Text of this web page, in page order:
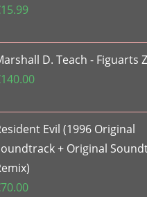
15.99
D. Teach - Figuarts
140.00
Evil (1996 Original
+ Original
70.00